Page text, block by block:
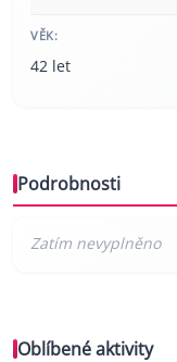
VĚK:
42 let
Podrobnosti
Oblíbené aktivity